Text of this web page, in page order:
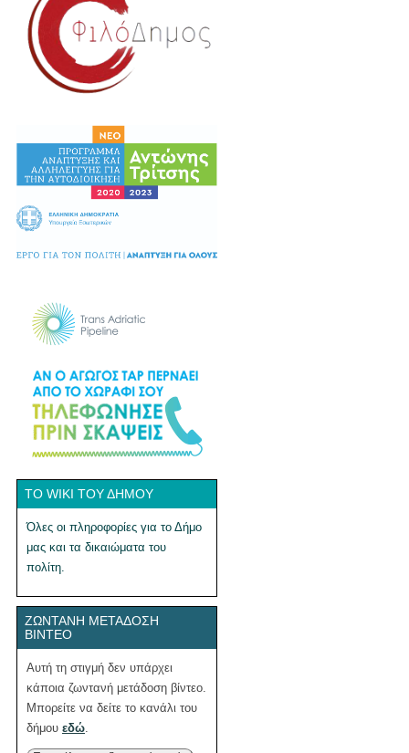
ΤΟ WIKI ΤΟΥ ΔΉΜΟΥ
Όλες οι πληροφορίες για το Δήμο
μας και τα δικαιώματα του
πολίτη.
ΖΩΝΤΑΝΉ ΜΕΤΆΔΟΣΗ
ΒΊΝΤΕΟ
Αυτή τη στιγμή δεν υπάρχει
κάποια ζωντανή μετάδοση βίντεο.
Μπορείτε να δείτε το κανάλι του
δήμου εδώ